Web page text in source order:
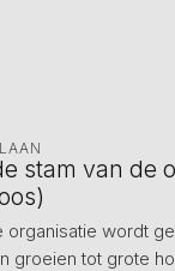
stam van de
organisatie wordt
groeien tot grote